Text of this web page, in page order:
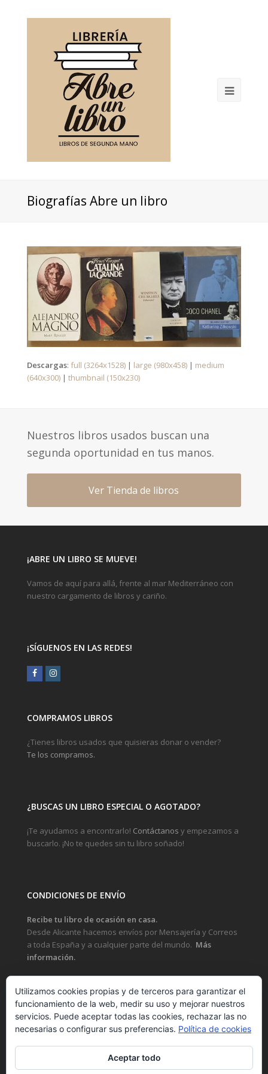
Open
Biografías Abre un libro
Descargas: full (3264x1528)| large (980x458)| medium
(640x300)| thumbnail (150x230)
Nuestros libros usados buscan una
segunda oportunidad en tus manos.
Ver Tienda de libros
¡ABRE UN LIBRO SE MUEVE!
Vamos de aquí para allá, frente al mar Mediterráneo con
nuestro cargamento de libros y cariño.
¡SÍGUENOS EN LAS REDES!
FacebookInstagram
COMPRAMOS LIBROS
¿Tienes libros usados que quisieras donar o vender?
Te los compramos.
¿BUSCAS UN LIBRO ESPECIAL O AGOTADO?
¡Te ayudamos a encontrarlo! Contáctanos y empezamos a
buscarlo. ¡No te quedes sin tu libro soñado!
CONDICIONES DE ENVÍO
Recibe tu libro de ocasión en casa.
Desde Alicante hacemos envíos por Mensajería y Correos
a toda España y a cualquier parte del mundo. Más
información.
LEGAL
POLÍTICA DE PRIVACIDAD Y PROTECCIÓN DE DATOS
Utilizamos cookies propias y de terceros para garantizar el
funcionamiento de la web, medir su uso y mejorar nuestros
servicios. Puede aceptar todas las cookies, rechazar las no
necesarias o configurar sus preferencias. Política de cookies
Aceptar todo